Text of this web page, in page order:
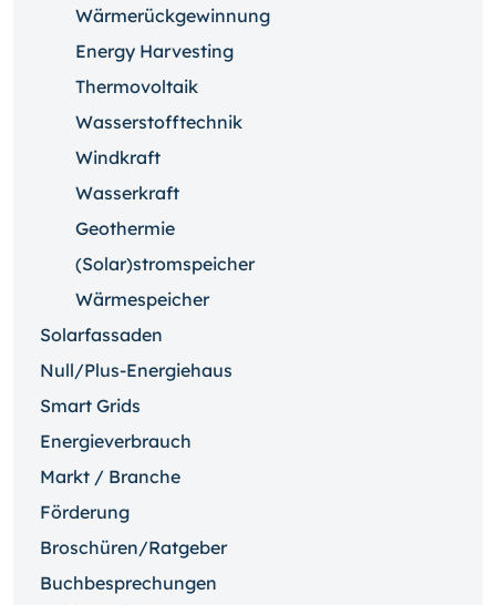
Wärmerückgewinnung
Energy Harvesting
Thermovoltaik
Wasserstofftechnik
Windkraft
Wasserkraft
Geothermie
(Solar)stromspeicher
Wärmespeicher
Solarfassaden
Null/Plus-Energiehaus
Smart Grids
Energieverbrauch
Markt / Branche
Förderung
Broschüren/Ratgeber
Buchbesprechungen